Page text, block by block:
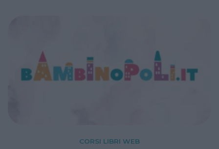
CORSI LIBRI WEB